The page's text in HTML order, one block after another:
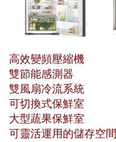
高效變頻壓縮機
雙節能感測器
雙風扇冷流系統
可切換式保鮮室
大型蔬果保鮮室
可靈活運用的儲存空間